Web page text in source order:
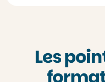
Les